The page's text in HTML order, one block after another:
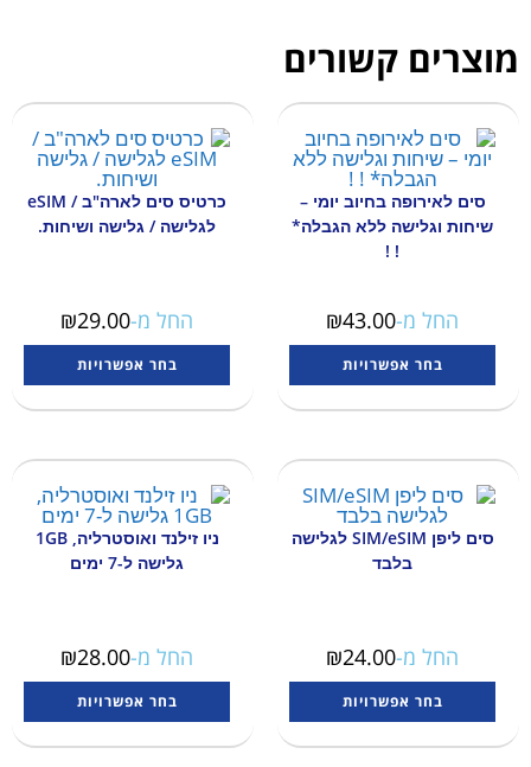
מוצרים קשורים
סים לאירופה בחיוב יומי –
שיחות וגלישה ללא הגבלה*
! !
החל מ- ₪43.00
בחר אפשרויות
כרטיס סים לארה"ב / eSIM
לגלישה / גלישה ושיחות.
החל מ- ₪29.00
בחר אפשרויות
סים ליפן SIM/eSIM לגלישה
בלבד
החל מ- ₪24.00
בחר אפשרויות
ניו זילנד ואוסטרליה, 1GB
גלישה ל-7 ימים
החל מ- ₪28.00
בחר אפשרויות